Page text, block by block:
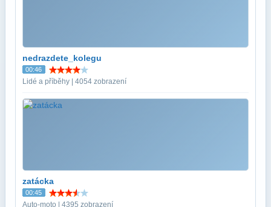
nedrazdete_kolegu
00:46
Lidé a příběhy | 4054 zobrazení
zatácka
00:45
Auto-moto | 4395 zobrazení